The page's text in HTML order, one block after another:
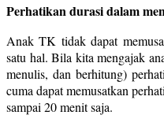
Perhatikan durasi dalam
Anak TK tidak dapat
satu hal. Bila kita mengajak
menulis, dan berhitung)
cuma dapat memusatkan
sampai 20 menit saja.